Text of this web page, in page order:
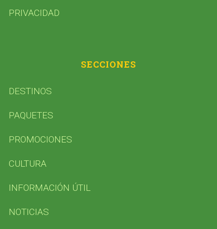
PRIVACIDAD
SECCIONES
DESTINOS
PAQUETES
PROMOCIONES
CULTURA
INFORMACIÓN ÚTIL
NOTICIAS